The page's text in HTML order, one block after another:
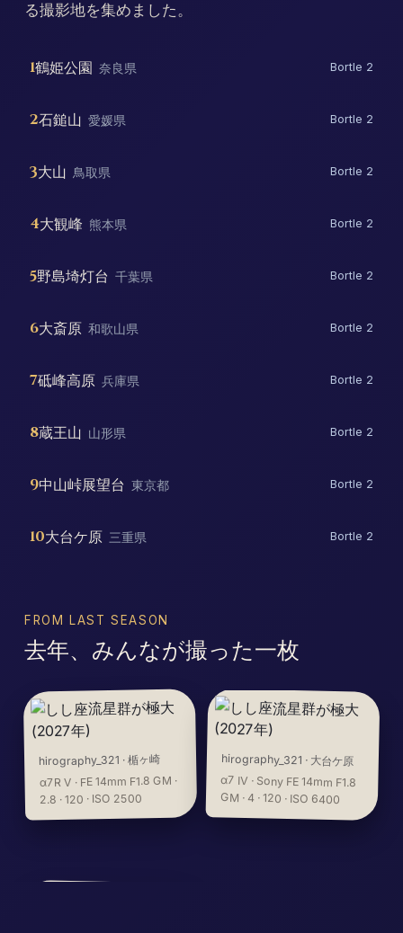
る撮影地を集めました。
1鶴姫公園 奈良県 Bortle 2
2石鎚山 愛媛県 Bortle 2
3大山 鳥取県 Bortle 2
4大観峰 熊本県 Bortle 2
5野島埼灯台 千葉県 Bortle 2
6大斎原 和歌山県 Bortle 2
7砥峰高原 兵庫県 Bortle 2
8蔵王山 山形県 Bortle 2
9中山峠展望台 東京都 Bortle 2
10大台ケ原 三重県 Bortle 2
FROM LAST SEASON
去年、みんなが撮った一枚
hirography_321 ·楯ヶ崎
α7R V · FE 14mm F1.8 GM ·
2.8 · 120 · ISO 2500
hirography_321 ·大台ケ原
α7 IV · Sony FE 14mm F1.8
GM · 4 · 120 · ISO 6400